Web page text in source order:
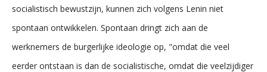
socialistisch bewustzijn, kunnen zich volgens Lenin niet
spontaan ontwikkelen. Spontaan dringt zich aan de
werknemers de burgerlijke ideologie op, "omdat die veel
eerder ontstaan is dan de socialistische, omdat die veelzijdiger